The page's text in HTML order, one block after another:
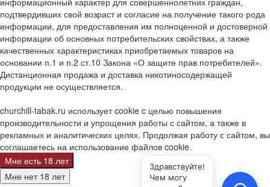
подтвердивших свой возраст и согласие на получение такого рода
информации, для предоставления им полноценной и достоверной
информации об основных потребительских свойствах, а также
качественных характеристиках приобретаемых товаров на
основании п.1 и п.2 ст.10 Закона «О защите прав потребителей».
Дистанционная продажа и доставка никотиносодержащей
продукции не осуществляется.
churchill-tabak.ru использует cookie c целью повышения
производительности и упрощения работы с сайтом, а также в
рекламных и аналитических целях. Продолжая работу с сайтом, вы
соглашаетесь на использование файлов cookie.
Мне есть 18 лет
Мне нет 18 лет